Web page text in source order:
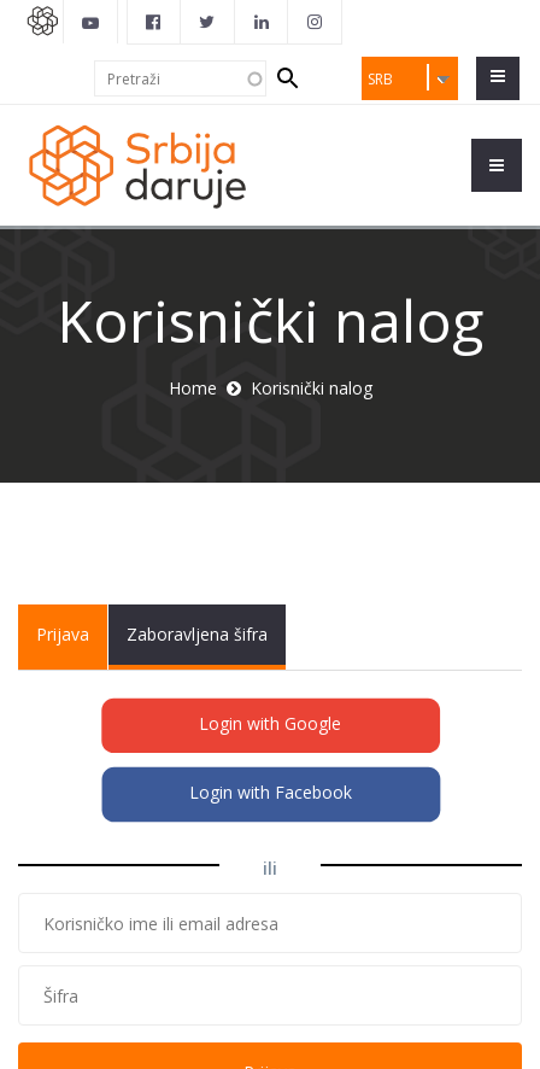
SRB
Search
form
Korisnički nalog
Home Korisnički nalog
Primary tabs
Prijava (activeZaboravljena šifra
Login with Google
Login with Facebook
ili